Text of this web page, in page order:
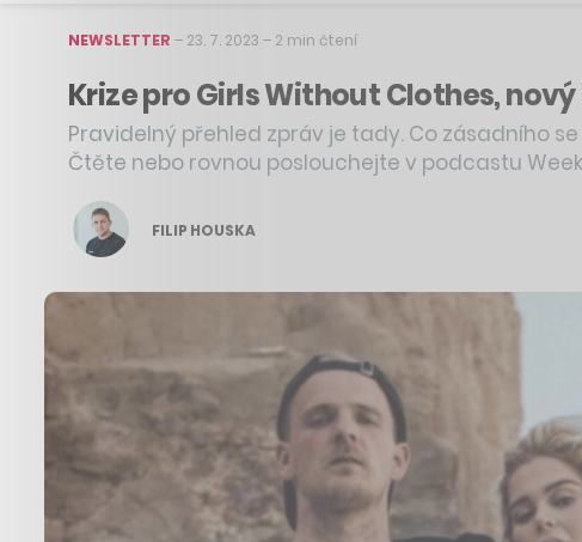
NEWSLETTER – 23. 7. 2023 – 2 min čtení
Krize pro Girls Without Clothes,
Pravidelný přehled zpráv je tady. Co zásadního
Čtěte nebo rovnou poslouchejte v podcastu
FILIP HOUSKA